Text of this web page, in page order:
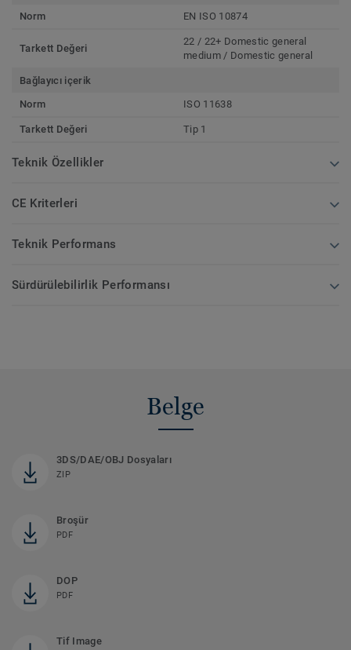
Norm
EN ISO 10874
Tarkett Değeri
22 / 22+ Domestic general
medium / Domestic general
Bağlayıcı içerik
Norm
ISO 11638
Tarkett Değeri Tip 1
Teknik Özellikler
CE Kriterleri
Teknik Performans
Sürdürülebilirlik Performansı
Belge
3DS/DAE/OBJ Dosyaları
ZIP
Broşür
PDF
DOP
PDF
Tif Image